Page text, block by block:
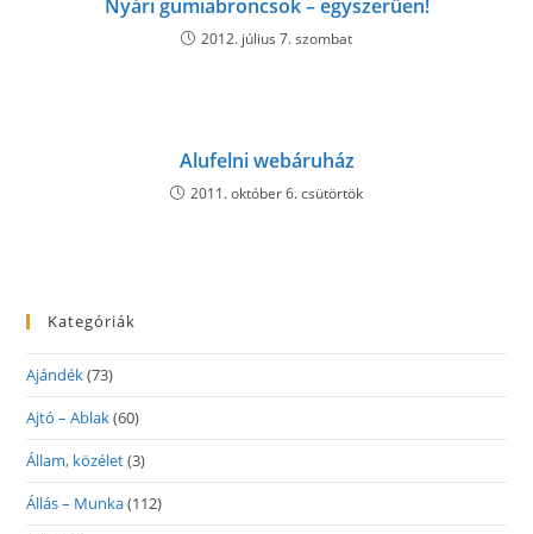
Nyári gumiabroncsok – egyszerűen!
2012. július 7. szombat
Alufelni webáruház
2011. október 6. csütörtök
Kategóriák
Ajándék(73)
Ajtó – Ablak(60)
Állam, közélet(3)
Állás – Munka(112)